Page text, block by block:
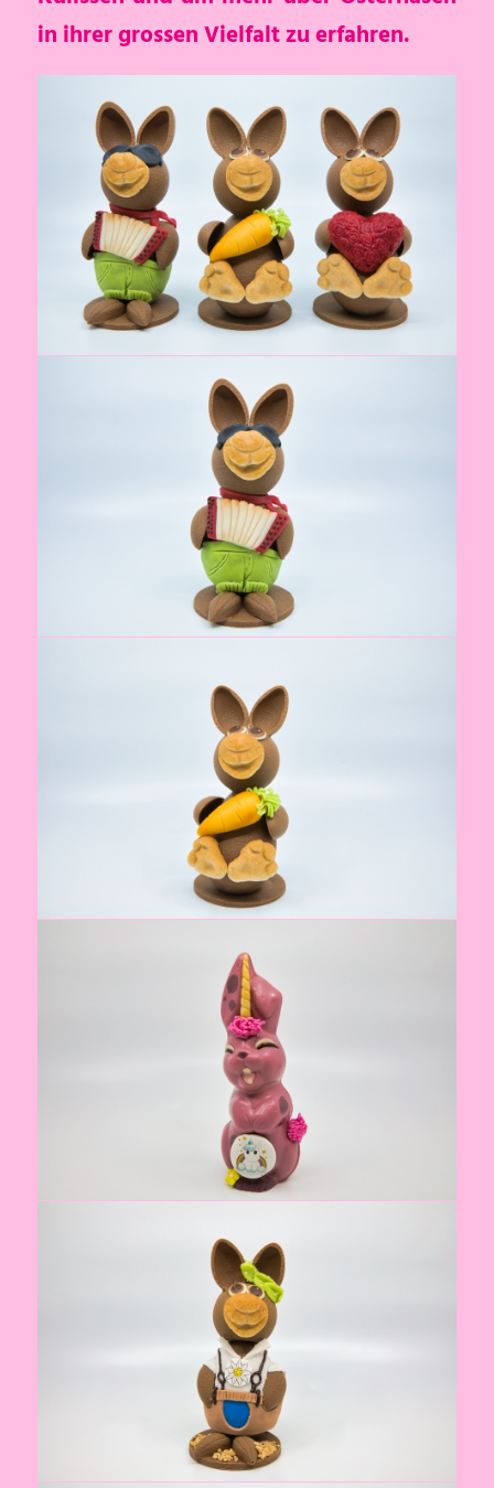
in ihrer grossen Vielfalt zu erfahren.